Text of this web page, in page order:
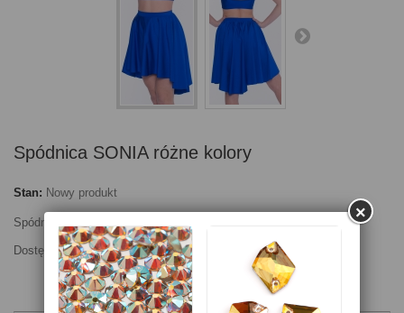
Spódnica SONIA różne kolory
Stan: Nowy produkt
Spódnica uszyta z elastycznej lycry tanecznej.
Dostępna w wielu kolorach.
×